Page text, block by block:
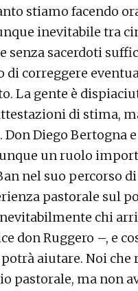
stiamo facendo
inevitabile tra
senza sacerdoti
di correggere
La gente è
di stima,
Don Diego Bertogna
un ruolo
nel suo percorso
pastorale sul
chi
don Ruggero –, e
potrà aiutare. Noi
pastorale, ma non